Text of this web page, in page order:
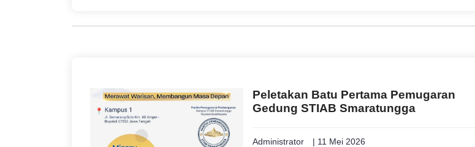
Peletakan Batu Pertama Pemugaran
Gedung STIAB Smaratungga
Administrator | 11 Mei 2026